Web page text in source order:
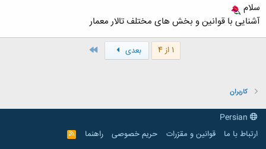
سلام
آشنایی با قوانین و بخش های مختلف تالار معمار
1 از 4 بعدی
کاربران
ارتباط با ما
قوانین و مقرّرات حریم خصوصی راهنما
R
S